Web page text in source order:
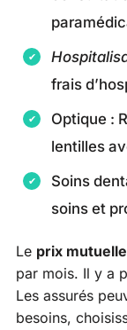
frais
Optique :
lentilles
Soins
soins et
Le prix
par mois. Il y a
Les assurés
besoins,